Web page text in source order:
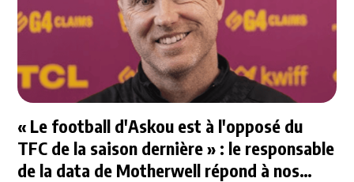
« Le football d'Askou est à l'opposé du
TFC de la saison dernière » : le responsable
de la data de Motherwell répond à nos